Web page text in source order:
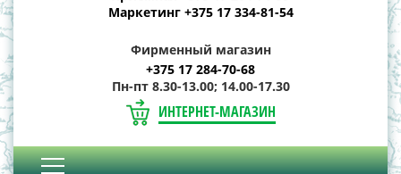
Маркетинг +375 17 334-81-54
Фирменный магазин
+375 17 284-70-68
Пн-пт 8.30-13.00; 14.00-17.30
ИНТЕРНЕТ-МАГАЗИН